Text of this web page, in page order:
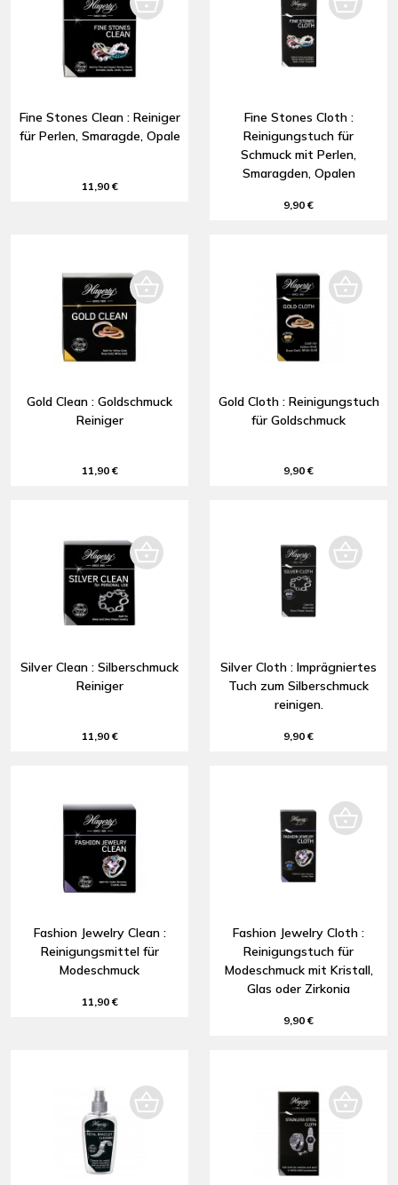
Fine Stones Clean : Reiniger
für Perlen, Smaragde, Opale
11,90 €
Fine Stones Cloth :
Reinigungstuch für
Schmuck mit Perlen,
Smaragden, Opalen
9,90 €
Gold Clean : Goldschmuck
Reiniger
11,90 €
Gold Cloth : Reinigungstuch
für Goldschmuck
9,90 €
Silver Clean : Silberschmuck
Reiniger
11,90 €
Silver Cloth : Imprägniertes
Tuch zum Silberschmuck
reinigen.
9,90 €
Fashion Jewelry Clean :
Reinigungsmittel für
Modeschmuck
11,90 €
Fashion Jewelry Cloth :
Reinigungstuch für
Modeschmuck mit Kristall,
Glas oder Zirkonia
9,90 €